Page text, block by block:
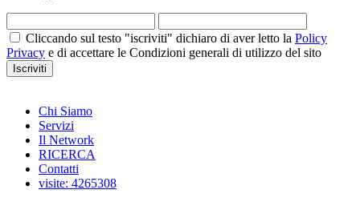
Cliccando sul testo "iscriviti" dichiaro di aver letto la Policy
Privacy e di accettare le Condizioni generali di utilizzo del sito
Iscriviti
Chi Siamo
Servizi
Il Network
RICERCA
Contatti
visite: 4265308